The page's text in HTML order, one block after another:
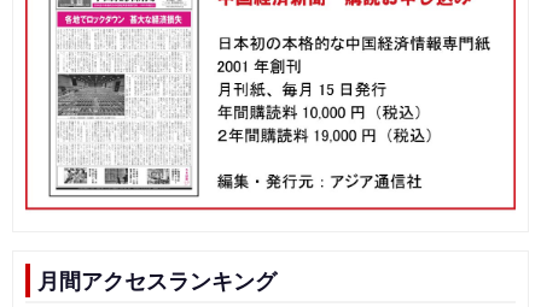
月間アクセスランキング